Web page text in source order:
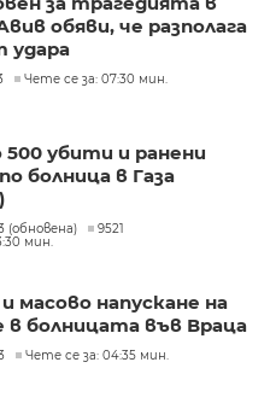
обяви, че разполага
удара
Чете се за: 07:30 мин.
500 убити и ранени
болница в Газа
(обновена)
9521
мин.
масово напускане на
болницата във Враца
Чете се за: 04:35 мин.